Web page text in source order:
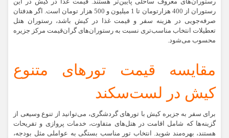
رستوران‌های معروف ساحلی پایین‌تر هستند. قیمت غذا در کیش در این
رستوران از 400 هزارتومان تا 1 میلیون و 500 هزار تومان است. اگر هدفتان
صرفه‌جویی در هزینه سفر و قیمت غذا در کیش باشد، رستوران هتل
تعطیلات انتخاب مناسب‌تری نسبت به رستوران‌های گران‌قیمت مرکز جزیره
محسوب می‌شود.
مقایسه قیمت تورهای متنوع
کیش در لست‌سکند
برای سفر به جزیره کیش با تورهای گردشگری، می‌توانید از تنوع وسیعی از
گزینه‌ها که شامل اقامت در هتل‌های متفاوت، خدمات پروازی و تفریحات
هستند، بهره‌مند شوید. انتخاب تور مناسب بستگی به عواملی مثل بودجه،